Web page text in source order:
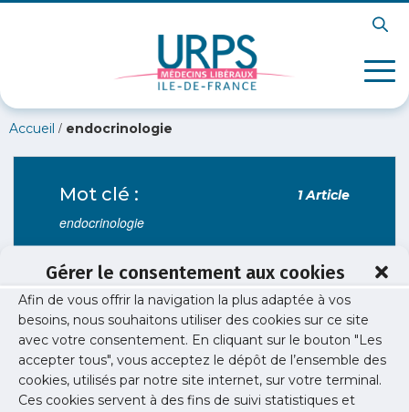
Gérer le consentement aux cookies
Afin de vous offrir la navigation la plus adaptée à vos
besoins, nous souhaitons utiliser des cookies sur ce site
avec votre consentement. En cliquant sur le bouton "Les
accepter tous", vous acceptez le dépôt de l’ensemble des
cookies, utilisés par notre site internet, sur votre terminal.
Ces cookies servent à des fins de suivi statistiques et
Accueil / endocrinologie
Mot clé : 1 Article
endocrinologie
Installation/ Soirées libérales
Soirée libérale endocrinologie-
diabétologie-nutrition
Retour sur la soirée libérale d'endocrinologie du 7
octobre 2025.